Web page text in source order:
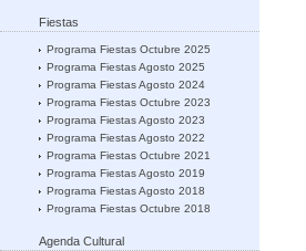
Fiestas
Programa Fiestas Octubre 2025
Programa Fiestas Agosto 2025
Programa Fiestas Agosto 2024
Programa Fiestas Octubre 2023
Programa Fiestas Agosto 2023
Programa Fiestas Agosto 2022
Programa Fiestas Octubre 2021
Programa Fiestas Agosto 2019
Programa Fiestas Agosto 2018
Programa Fiestas Octubre 2018
Agenda Cultural